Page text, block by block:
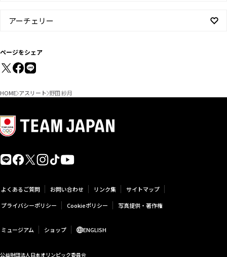
アーチェリー
ページをシェア
HOME アスリート 野田 紗月
よくあるご質問 お問い合わせ リンク集
サイトマップ
プライバシーポリシー
Cookieポリシー 写真提供・著作権
ミュージアム ショップ ENGLISH
公益財団法人日本オリンピック委員会